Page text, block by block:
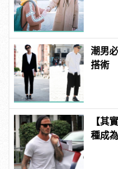
潮男
搭術
【其
種成